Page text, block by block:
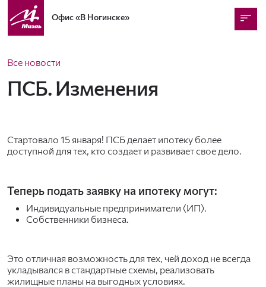
Офис«В Ногинске»
Все новости
ПСБ. Изменения
Стартовало 15 января! ПСБ делает ипотеку более
доступной для тех, кто создает и развивает свое дело.
Теперь подать заявку на ипотеку могут:
Индивидуальные предприниматели (ИП).
Собственники бизнеса.
Это отличная возможность для тех, чей доход не всегда
укладывался в стандартные схемы, реализовать
жилищные планы на выгодных условиях.